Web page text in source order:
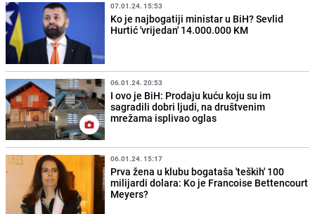
07.01.24. 15:53
Ko je najbogatiji ministar u BiH? Sevlid
Hurtić 'vrijedan' 14.000.000 KM
06.01.24. 20:53
I ovo je BiH: Prodaju kuću koju su im
sagradili dobri ljudi, na društvenim
mrežama isplivao oglas
06.01.24. 15:17
Prva žena u klubu bogataša 'teških' 100
milijardi dolara: Ko je Francoise Bettencourt
Meyers?